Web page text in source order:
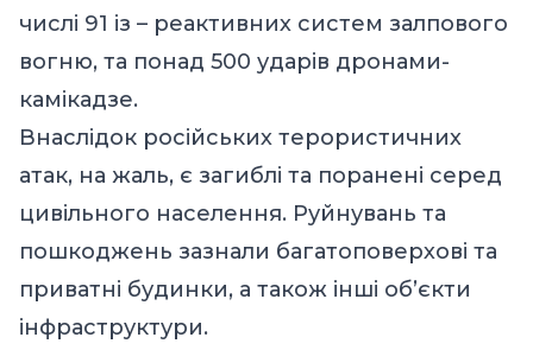
числі 91 із – реактивних систем залпового
вогню, та понад 500 ударів дронами-
камікадзе.
Внаслідок російських терористичних
атак, на жаль, є загиблі та поранені серед
цивільного населення. Руйнувань та
пошкоджень зазнали багатоповерхові та
приватні будинки, а також інші об’єкти
інфраструктури.